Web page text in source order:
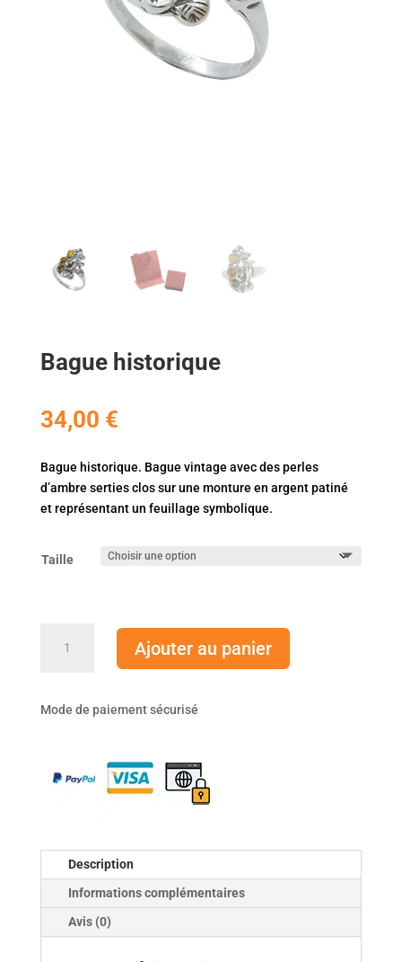
Bague historique
34,00 €
Bague historique. Bague vintage avec des perles
d’ambre serties clos sur une monture en argent patiné
et représentant un feuillage symbolique.
Taille
Ajouter au panier
Mode de paiement sécurisé
Description
Informations complémentaires
Avis (0)